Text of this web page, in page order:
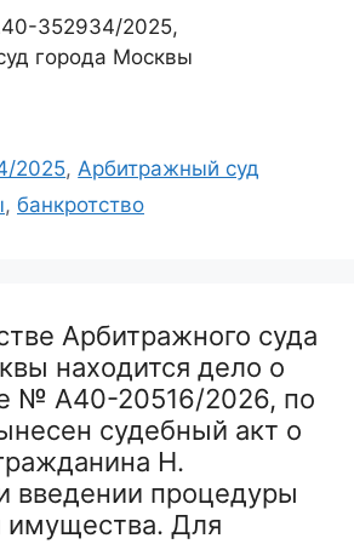
352934/2025,
города Москвы
2025, Арбитражный суд
, банкротство
Арбитражного суда
находится дело о
№ А40-20516/2026, по
судебный акт о
Н.
введении процедуры
имущества. Для